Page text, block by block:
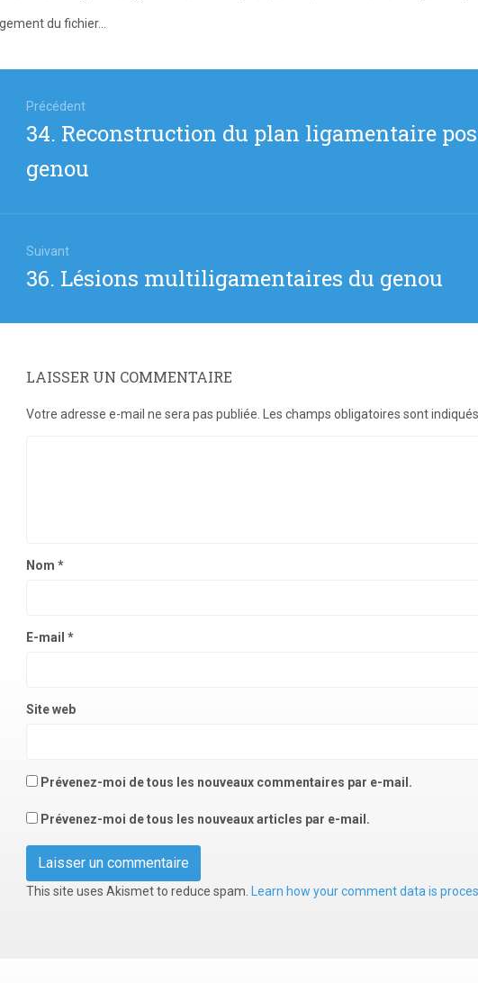
du fichier...
Précédent
Article
précédent
:
34. Reconstruction du plan ligamentaire
genou
Suivant
Article
suivant
36. Lésions multiligamentaires du genou
LAISSER UN COMMENTAIRE
Votre adresse e-mail ne sera pas publiée. Les champs obligatoires sont
Nom *
E-mail *
Site web
Prévenez-moi de tous les nouveaux commentaires par e-mail.
Prévenez-moi de tous les nouveaux articles par e-mail.
This site uses Akismet to reduce spam. Learn how your comment data is